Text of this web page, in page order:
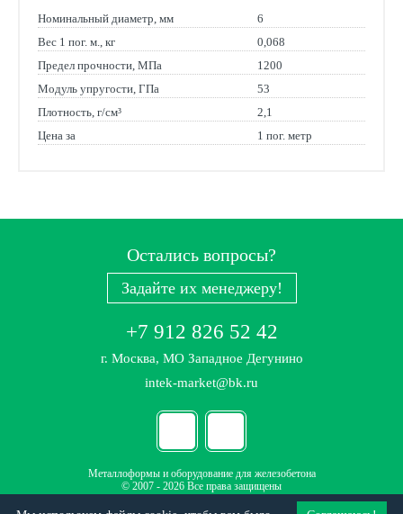
Номинальный диаметр, мм
6
Вес 1 пог. м., кг
0,068
Предел прочности, МПа
1200
Модуль упругости, ГПа
53
Плотность, г/см³
2,1
Цена за
1 пог. метр
Остались вопросы?
Задайте их менеджеру!
+7 912 826 52 42
г. Москва, МО Западное Дегунино
intek-market@bk.ru
Металлоформы и оборудование для железобетона
© 2007 - 2026 Все права защищены